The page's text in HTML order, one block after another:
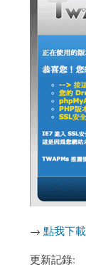
→ 點我下
更新記錄: